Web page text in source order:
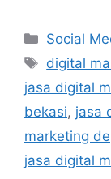
Social
digital
jasa digital
bekasi, jasa
marketing
jasa digital